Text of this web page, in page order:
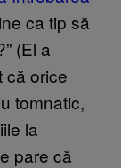
ca tip să
(El a
că orice
tomnatic,
la
pare că